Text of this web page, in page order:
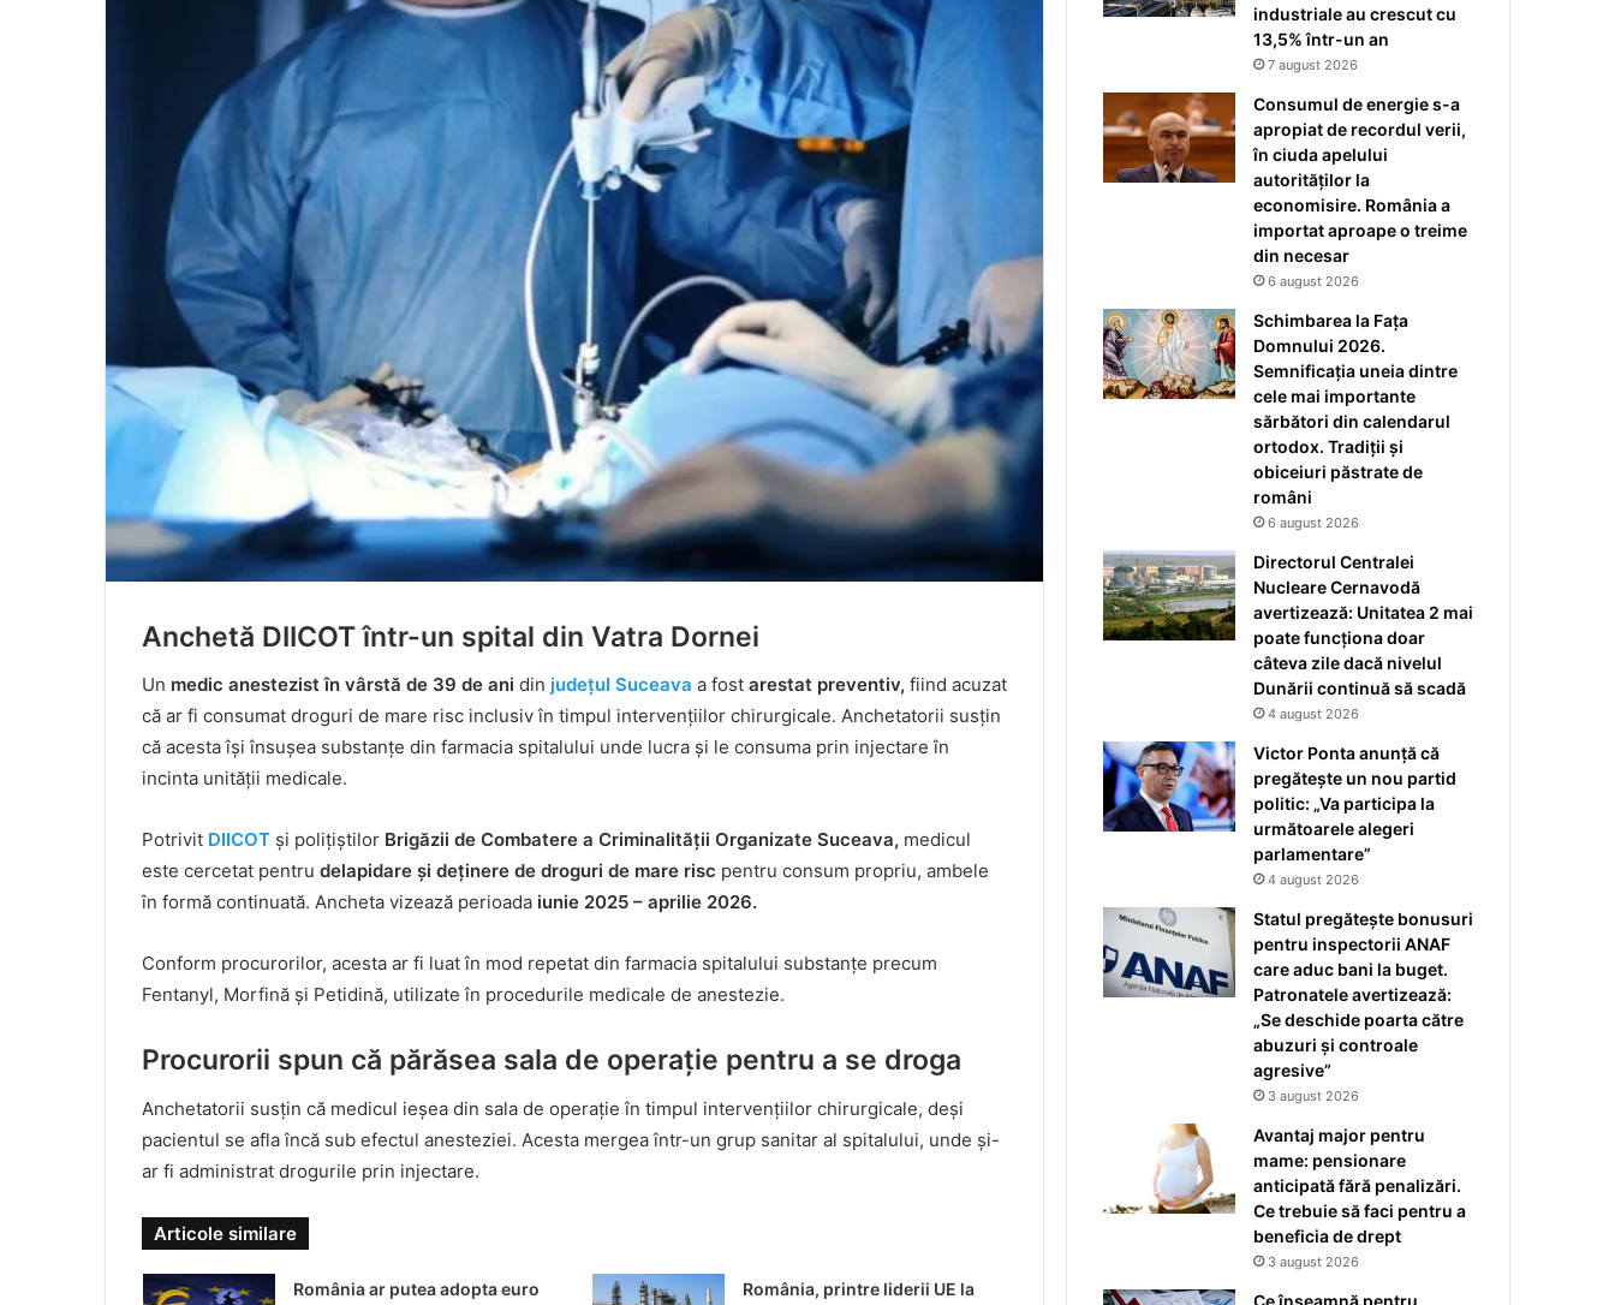
Anchetă DIICOT într-un spital din Vatra Dornei
Un medic anestezist în vârstă de 39 de ani din județul Suceava a fost arestat preventiv, fiind acuzat
că ar fi consumat droguri de mare risc inclusiv în timpul intervențiilor chirurgicale. Anchetatorii susțin
că acesta își însușea substanțe din farmacia spitalului unde lucra și le consuma prin injectare în
incinta unității medicale.
Potrivit DIICOT și polițiștilor Brigăzii de Combatere a Criminalității Organizate Suceava, medicul
este cercetat pentru delapidare și deținere de droguri de mare risc pentru consum propriu, ambele
în formă continuată. Ancheta vizează perioada iunie 2025 – aprilie 2026.
Conform procurorilor, acesta ar fi luat în mod repetat din farmacia spitalului substanțe precum
Fentanyl, Morfină și Petidină, utilizate în procedurile medicale de anestezie.
Procurorii spun că părăsea sala de operație pentru a se droga
Anchetatorii susțin că medicul ieșea din sala de operație în timpul intervențiilor chirurgicale, deși
pacientul se afla încă sub efectul anesteziei. Acesta mergea într-un grup sanitar al spitalului, unde și-
ar fi administrat drogurile prin injectare.
Articole similare
România ar putea adopta euro
România, printre liderii UE la
industriale au crescut cu
13,5% într-un an
7 august 2026
Consumul de energie s-a
apropiat de recordul verii,
în ciuda apelului
autorităților la
economisire. România a
importat aproape o treime
din necesar
6 august 2026
Schimbarea la Fața
Domnului 2026.
Semnificația uneia dintre
cele mai importante
sărbători din calendarul
ortodox. Tradiții și
obiceiuri păstrate de
români
6 august 2026
Directorul Centralei
Nucleare Cernavodă
avertizează: Unitatea 2 mai
poate funcționa doar
câteva zile dacă nivelul
Dunării continuă să scadă
4 august 2026
Victor Ponta anunță că
pregătește un nou partid
politic: „Va participa la
următoarele alegeri
parlamentare”
4 august 2026
Statul pregătește bonusuri
pentru inspectorii ANAF
care aduc bani la buget.
Patronatele avertizează:
„Se deschide poarta către
abuzuri și controale
agresive”
3 august 2026
Avantaj major pentru
mame: pensionare
anticipată fără penalizări.
Ce trebuie să faci pentru a
beneficia de drept
3 august 2026
Ce înseamnă pentru